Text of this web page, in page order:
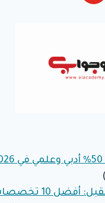
كليات لها مستقبل: أفضل 10